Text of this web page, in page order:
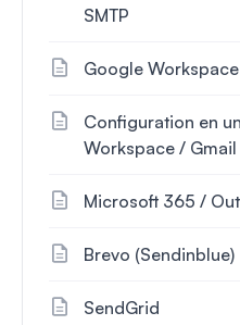
SMTP
Google
Configuration en
Workspace / Gmail
Microsoft 365 /
Brevo (Sendinblue)
SendGrid